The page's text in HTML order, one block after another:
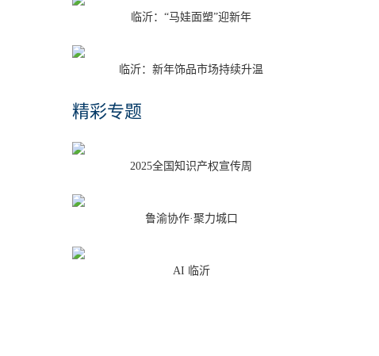
临沂：“马娃面塑”迎新年
临沂：新年饰品市场持续升温
精彩专题
2025全国知识产权宣传周
鲁渝协作·聚力城口
AI 临沂